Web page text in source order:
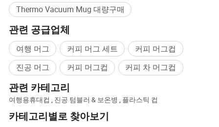
Thermo Vacuum Mug 대량구매
관련 공급업체
여행 머그 커피 머그 세트
커피 머그컵
진공 머그
커피 머그컵 커피 차 머그컵
관련 카테고리
여행용휴대컵 , 진공 텀블러 & 보온병 , 플라스틱 컵
카테고리별로 찾아보기